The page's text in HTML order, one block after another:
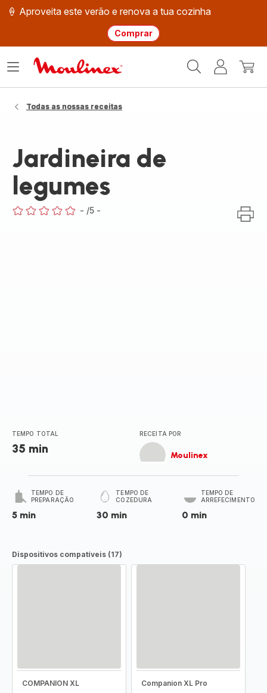
🍦 Aproveita este verão e renova a tua cozinha
Comprar
Moulinex
O
Abrir
Todas as nossas receitas
Jardineira de
legumes
- /5 -
TEMPO TOTAL
35 min
RECEITA POR
Moulinex
TEMPO DE
PREPARAÇÃO
5 min
TEMPO DE
COZEDURA
30 min
TEMPO DE
ARREFECIMENTO
0 min
Dispositivos compatíveis (17)
COMPANION XL Companion XL Pro